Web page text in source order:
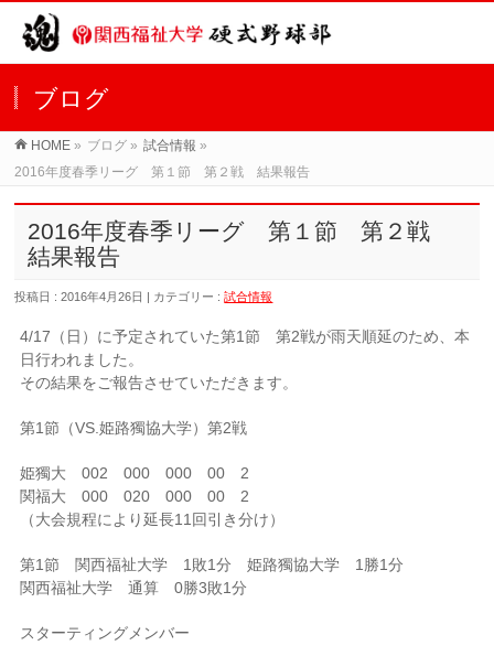
ブログ
HOME » ブログ » 試合情報 »
2016年度春季リーグ 第１節 第２戦 結果報告
2016年度春季リーグ 第１節 第２戦
結果報告
投稿日 : 2016年4月26日 | カテゴリー :試合情報
4/17（日）に予定されていた第1節 第2戦が雨天順延のため、本
日行われました。
その結果をご報告させていただきます。
第1節（VS.姫路獨協大学）第2戦
姫獨大 002 000 000 00 2
関福大 000 020 000 00 2
（大会規程により延長11回引き分け）
第1節 関西福祉大学 1敗1分 姫路獨協大学 1勝1分
関西福祉大学 通算 0勝3敗1分
スターティングメンバー